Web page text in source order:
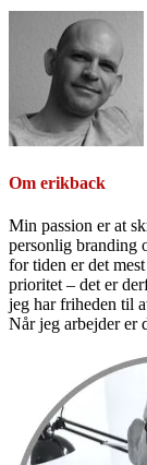
Om erikback
Min passion er at
personlig branding
for tiden er det
prioritet – det er
jeg har friheden til
Når jeg arbejder er
Sidebar